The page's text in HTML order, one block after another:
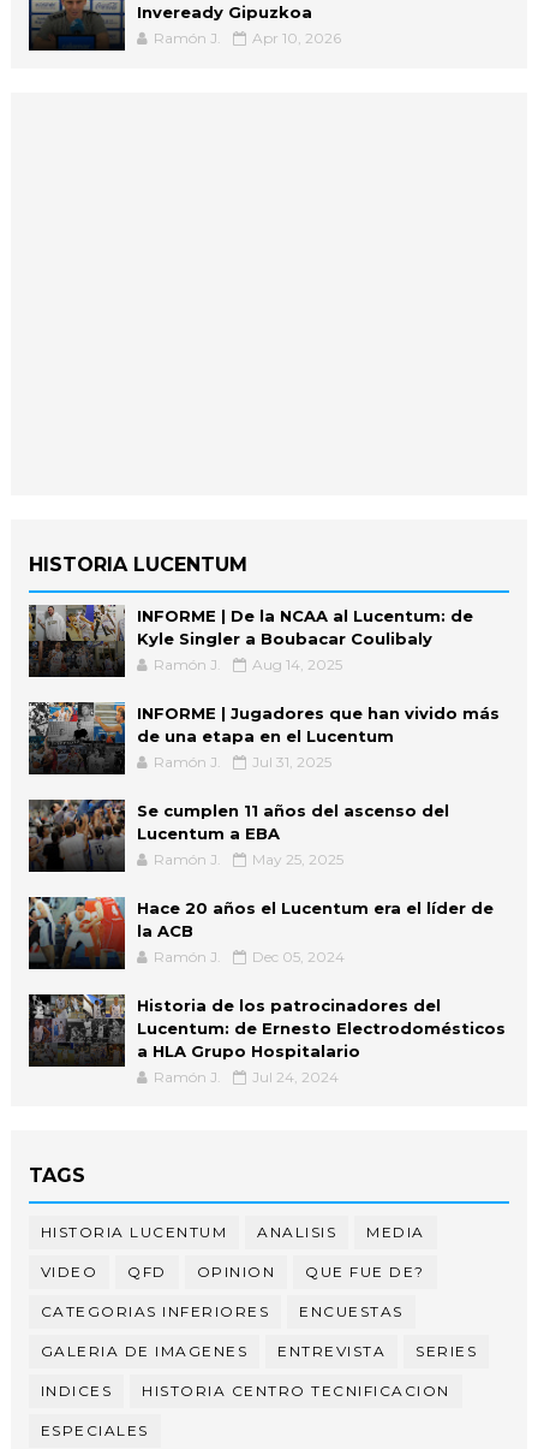
Inveready Gipuzkoa
Ramón J. Apr 10, 2026
HISTORIA LUCENTUM
INFORME | De la NCAA al Lucentum: de
Kyle Singler a Boubacar Coulibaly
Ramón J. Aug 14, 2025
INFORME | Jugadores que han vivido más
de una etapa en el Lucentum
Ramón J. Jul 31, 2025
Se cumplen 11 años del ascenso del
Lucentum a EBA
Ramón J. May 25, 2025
Hace 20 años el Lucentum era el líder de
la ACB
Ramón J. Dec 05, 2024
Historia de los patrocinadores del
Lucentum: de Ernesto Electrodomésticos
a HLA Grupo Hospitalario
Ramón J. Jul 24, 2024
TAGS
HISTORIA LUCENTUM ANALISIS MEDIA
VIDEO QFD OPINION QUE FUE DE?
CATEGORIAS INFERIORES ENCUESTAS
GALERIA DE IMAGENES ENTREVISTA SERIES
INDICES HISTORIA CENTRO TECNIFICACION
ESPECIALES